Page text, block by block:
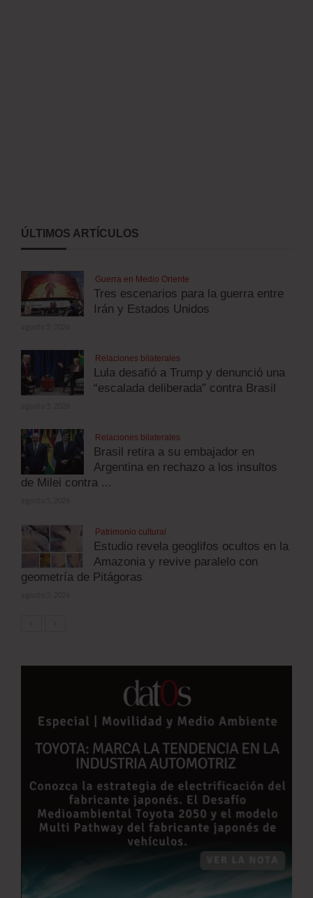
ÚLTIMOS ARTÍCULOS
Guerra en Medio Oriente
Tres escenarios para la guerra entre
Irán y Estados Unidos
Relaciones bilaterales
Lula desafió a Trump y denunció una
“escalada deliberada” contra Brasil
Relaciones bilaterales
Brasil retira a su embajador en
Argentina en rechazo a los insultos
de Milei contra ...
Patrimonio cultural
Estudio revela geoglifos ocultos en la
Amazonia y revive paralelo con
geometría de Pitágoras